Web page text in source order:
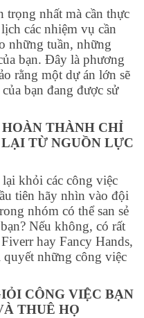
trọng nhất mà cần thực
các nhiệm vụ cần
những tuần, những
bạn. Đây là phương
rằng một dự án lớn sẽ
bạn đang được sử
THÀNH CHỈ
TỪ NGUỒN LỰC
khỏi các công việc
tiên hãy nhìn vào đội
nhóm có thể san sẻ
Nếu không, có rất
hay Fancy Hands,
những công việc
CÔNG VIỆC BẠN
THUÊ HỌ